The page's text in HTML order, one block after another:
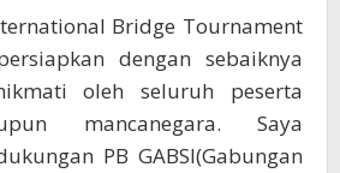
Bridge Tournament
dengan sebaiknya
oleh seluruh peserta
mancanegara. Saya
PB GABSI(Gabungan